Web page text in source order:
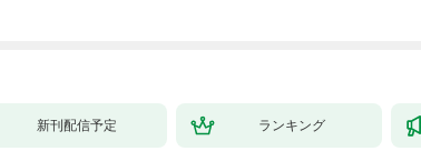
新刊配信予定 ランキング